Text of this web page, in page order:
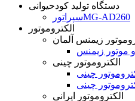
دستگاه تولید کودحیوانی
سپراتورMG-AD260
الکتروموتور
زیمنس آلمان
موتور زیمنس
الکتروموتور چینی
الکتروموتور ایرانی